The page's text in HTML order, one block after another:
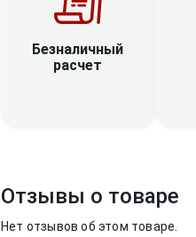
Безналичный
расчет
Отзывы о товаре
Нет отзывов об этом товаре.